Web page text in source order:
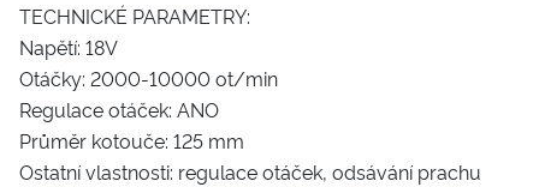
TECHNICKÉ PARAMETRY:
Napětí: 18V
Otáčky: 2000-10000 ot/min
Regulace otáček: ANO
Průměr kotouče: 125 mm
Ostatní vlastnosti: regulace otáček, odsávání prachu